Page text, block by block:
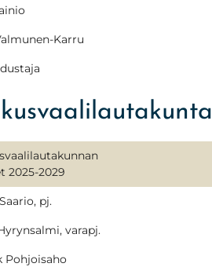
Karru
2025-2029
pj.
varapj.
Pohjoisaho